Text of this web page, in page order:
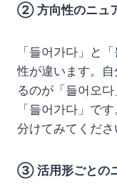
② 方向性のニュ
「들어가다」と
性が違います。
るのが「들어오
「들어가다」で
分けてみてくださ
③ 活用形ごとの